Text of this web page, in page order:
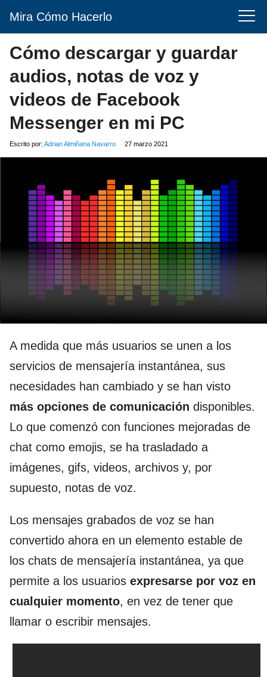
Mira Cómo Hacerlo
Cómo descargar y guardar
audios, notas de voz y
videos de Facebook
Messenger en mi PC
Escrito por: Adrian Almiñana Navarro 27 marzo 2021
A medida que más usuarios se unen a los
servicios de mensajería instantánea, sus
necesidades han cambiado y se han visto
más opciones de comunicación disponibles.
Lo que comenzó con funciones mejoradas de
chat como emojis, se ha trasladado a
imágenes, gifs, videos, archivos y, por
supuesto, notas de voz.
Los mensajes grabados de voz se han
convertido ahora en un elemento estable de
los chats de mensajería instantánea, ya que
permite a los usuarios expresarse por voz en
cualquier momento, en vez de tener que
llamar o escribir mensajes.